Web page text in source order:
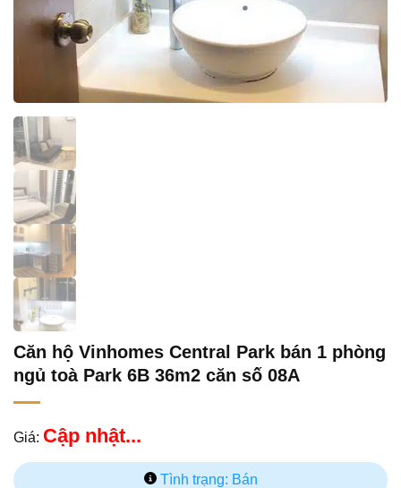
Căn hộ Vinhomes Central Park bán 1 phòng
ngủ toà Park 6B 36m2 căn số 08A
Giá: Cập nhật...
Tình trạng: Bán